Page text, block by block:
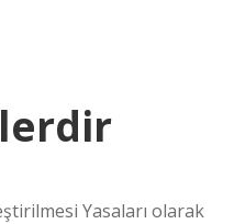
Yasaları olarak